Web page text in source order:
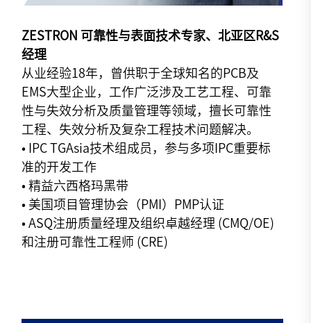
ZESTRON 可靠性与表面技术专家、北亚区R&S
经理
从业经验18年，曾供职于全球知名的PCB及
EMS大型企业，工作广泛涉及工艺工程、可靠
性与失效分析及质量管理等领域，擅长可靠性
工程、失效分析及复杂工程技术问题解决。
• IPC TGAsia技术组成员，参与多项IPC重要标
准的开发工作
• 精益六西格玛黑带
• 美国项目管理协会（PMI）PMP认证
• ASQ注册质量经理及组织卓越经理 (CMQ/OE)
和注册可靠性工程师 (CRE)